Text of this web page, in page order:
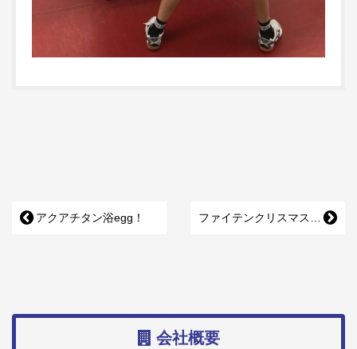
アクアチタン浴egg！ ファイテンクリスマスキャンペーン
会社概要